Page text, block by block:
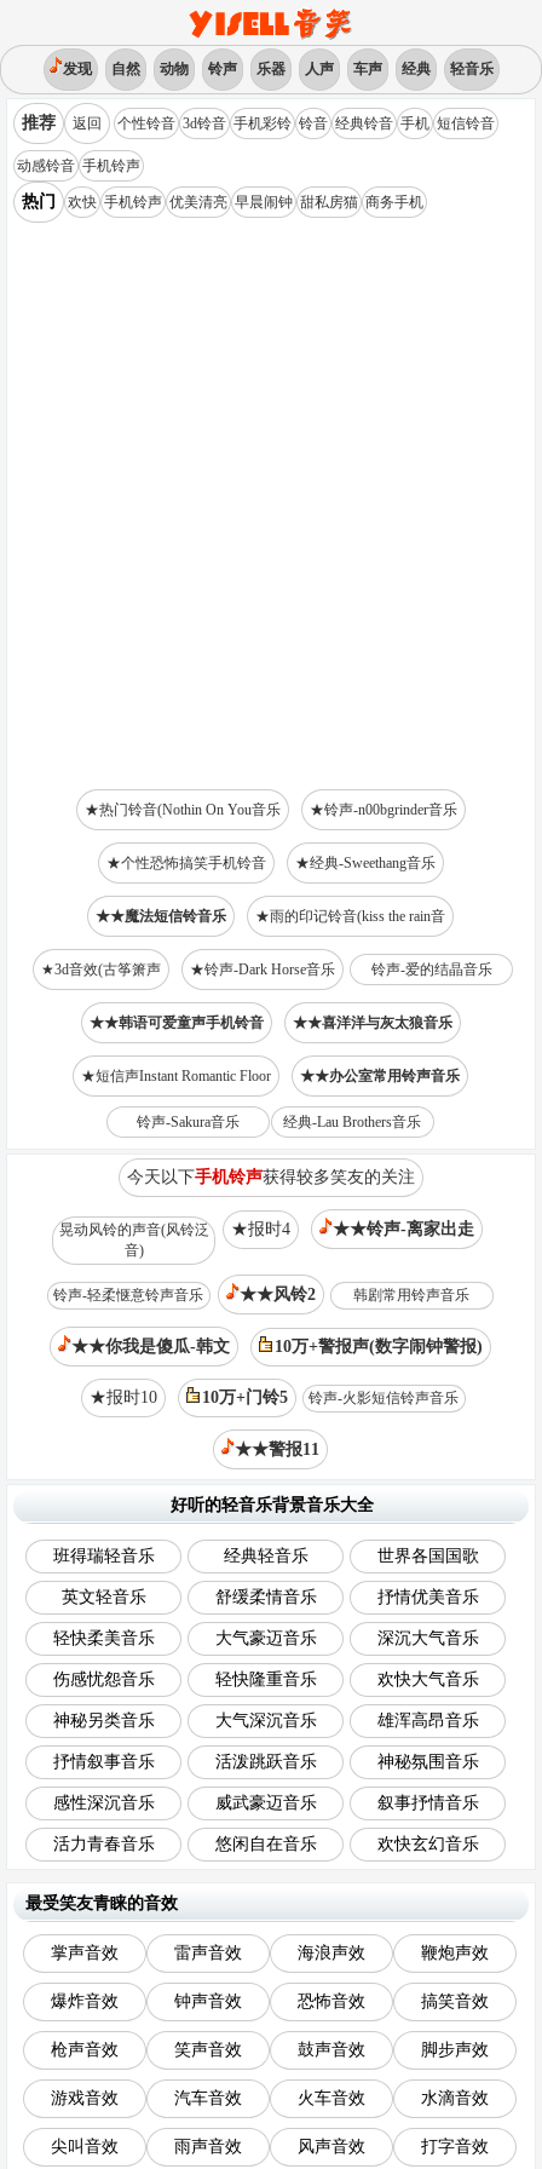
发现 自然 动物 铃声 乐器 人声 车声 经典 轻音乐
推荐 返回 个性铃音 3d铃音 手机彩铃 铃音 经典铃音 手机 短信铃音
动感铃音 手机铃声
热门 欢快 手机铃声 优美清亮 早晨闹钟 甜私房猫 商务手机
★热门铃音(Nothin On You音乐 ★铃声-n00bgrinder音乐
★个性恐怖搞笑手机铃音 ★经典-Sweethang音乐
★★魔法短信铃音乐 ★雨的印记铃音(kiss the rain音
★3d音效(古筝箫声 ★铃声-Dark Horse音乐 铃声-爱的结晶音乐
★★韩语可爱童声手机铃音 ★★喜洋洋与灰太狼音乐
★短信声Instant Romantic Floor ★★办公室常用铃声音乐
铃声-Sakura音乐 经典-Lau Brothers音乐
今天以下手机铃声获得较多笑友的关注
晃动风铃的声音(风铃泛
音)
★报时4 ★★铃声-离家出走
铃声-轻柔惬意铃声音乐 ★★风铃2 韩剧常用铃声音乐
★★你我是傻瓜-韩文 10万+警报声(数字闹钟警报)
★报时10 10万+门铃5 铃声-火影短信铃声音乐
★★警报11
好听的轻音乐背景音乐大全
班得瑞轻音乐 经典轻音乐 世界各国国歌
英文轻音乐 舒缓柔情音乐 抒情优美音乐
轻快柔美音乐 大气豪迈音乐 深沉大气音乐
伤感忧怨音乐 轻快隆重音乐 欢快大气音乐
神秘另类音乐 大气深沉音乐 雄浑高昂音乐
抒情叙事音乐 活泼跳跃音乐 神秘氛围音乐
感性深沉音乐 威武豪迈音乐 叙事抒情音乐
活力青春音乐 悠闲自在音乐 欢快玄幻音乐
最受笑友青睐的音效
掌声音效 雷声音效 海浪声效 鞭炮声效
爆炸音效 钟声音效 恐怖音效 搞笑音效
枪声音效 笑声音效 鼓声音效 脚步声效
游戏音效 汽车音效 火车音效 水滴音效
尖叫音效 雨声音效 风声音效 打字音效